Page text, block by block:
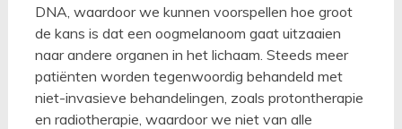
DNA, waardoor we kunnen voorspellen hoe groot
de kans is dat een oogmelanoom gaat uitzaaien
naar andere organen in het lichaam. Steeds meer
patiënten worden tegenwoordig behandeld met
niet-invasieve behandelingen, zoals protontherapie
en radiotherapie, waardoor we niet van alle